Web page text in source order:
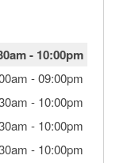
- 10:00pm
-09:00pm
- 10:00pm
- 10:00pm
- 10:00pm